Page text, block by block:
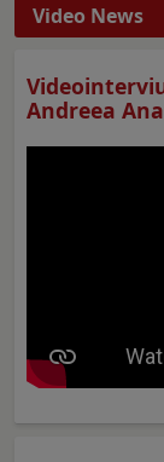
Video News
Andreea